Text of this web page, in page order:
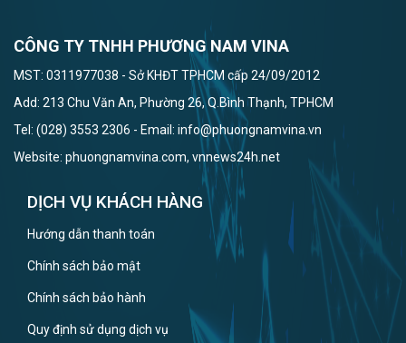
CÔNG TY TNHH PHƯƠNG NAM VINA
MST: 0311977038 - Sở KHĐT TPHCM cấp 24/09/2012
Add: 213 Chu Văn An, Phường 26, Q.Bình Thạnh, TPHCM
Tel: (028) 3553 2306 - Email: info@phuongnamvina.vn
Website: phuongnamvina.com, vnnews24h.net
DỊCH VỤ KHÁCH HÀNG
Hướng dẫn thanh toán
Chính sách bảo mật
Chính sách bảo hành
Quy định sử dụng dịch vụ